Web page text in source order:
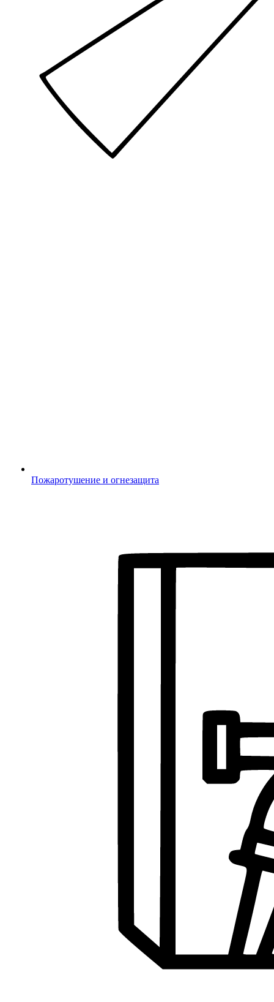
Пожаротушение и огнезащита